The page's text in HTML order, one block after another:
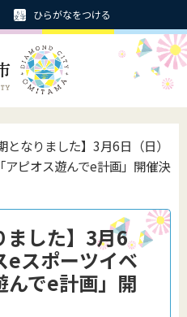
ひらがなをつける
となりました】3月6日（日）
ピオス遊んでe計画」開催決
ました】3月6
eスポーツイベ
んでe計画」開